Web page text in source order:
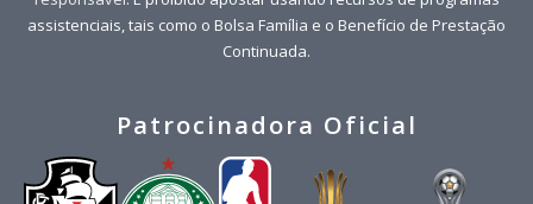
assistenciais, tais como o Bolsa Família e o Benefício de Prestação
Continuada.
Patrocinadora Oficial